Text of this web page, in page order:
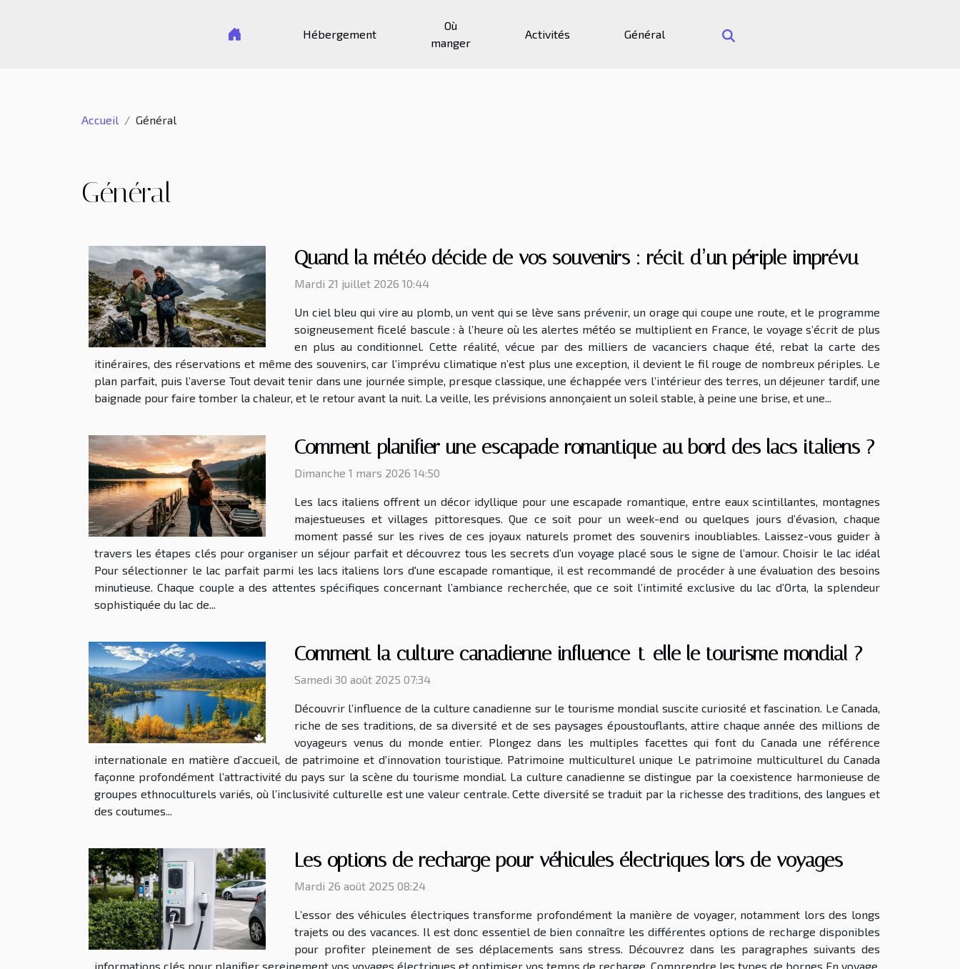
Hébergement
Où
manger
Activités Général
Accueil Général
Général
Quand la météo décide de vos souvenirs : récit d’un périple imprévu
Mardi 21 juillet 2026 10:44
Un ciel bleu qui vire au plomb, un vent qui se lève sans prévenir, un orage qui coupe une route, et le programme
soigneusement ficelé bascule : à l’heure où les alertes météo se multiplient en France, le voyage s’écrit de plus
en plus au conditionnel. Cette réalité, vécue par des milliers de vacanciers chaque été, rebat la carte des
itinéraires, des réservations et même des souvenirs, car l’imprévu climatique n’est plus une exception, il devient le fil rouge de nombreux périples. Le
plan parfait, puis l’averse Tout devait tenir dans une journée simple, presque classique, une échappée vers l’intérieur des terres, un déjeuner tardif, une
baignade pour faire tomber la chaleur, et le retour avant la nuit. La veille, les prévisions annonçaient un soleil stable, à peine une brise, et une...
Comment planifier une escapade romantique au bord des lacs italiens ?
Dimanche 1 mars 2026 14:50
Les lacs italiens offrent un décor idyllique pour une escapade romantique, entre eaux scintillantes, montagnes
majestueuses et villages pittoresques. Que ce soit pour un week-end ou quelques jours d’évasion, chaque
moment passé sur les rives de ces joyaux naturels promet des souvenirs inoubliables. Laissez-vous guider à
travers les étapes clés pour organiser un séjour parfait et découvrez tous les secrets d’un voyage placé sous le signe de l’amour. Choisir le lac idéal
Pour sélectionner le lac parfait parmi les lacs italiens lors d'une escapade romantique, il est recommandé de procéder à une évaluation des besoins
minutieuse. Chaque couple a des attentes spécifiques concernant l’ambiance recherchée, que ce soit l’intimité exclusive du lac d’Orta, la splendeur
sophistiquée du lac de...
Comment la culture canadienne influence-t-elle le tourisme mondial ?
Samedi 30 août 2025 07:34
Découvrir l’influence de la culture canadienne sur le tourisme mondial suscite curiosité et fascination. Le Canada,
riche de ses traditions, de sa diversité et de ses paysages époustouflants, attire chaque année des millions de
voyageurs venus du monde entier. Plongez dans les multiples facettes qui font du Canada une référence
internationale en matière d’accueil, de patrimoine et d’innovation touristique. Patrimoine multiculturel unique Le patrimoine multiculturel du Canada
façonne profondément l’attractivité du pays sur la scène du tourisme mondial. La culture canadienne se distingue par la coexistence harmonieuse de
groupes ethnoculturels variés, où l’inclusivité culturelle est une valeur centrale. Cette diversité se traduit par la richesse des traditions, des langues et
des coutumes...
Les options de recharge pour véhicules électriques lors de voyages
Mardi 26 août 2025 08:24
L’essor des véhicules électriques transforme profondément la manière de voyager, notamment lors des longs
trajets ou des vacances. Il est donc essentiel de bien connaître les différentes options de recharge disponibles
pour profiter pleinement de ses déplacements sans stress. Découvrez dans les paragraphes suivants des
informations clés pour planifier sereinement vos voyages électriques et optimiser vos temps de recharge. Comprendre les types de bornes En voyage,